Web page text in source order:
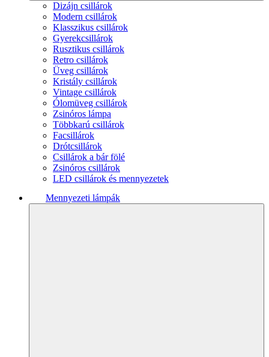
Dizájn csillárok
Modern csillárok
Klasszikus csillárok
Gyerekcsillárok
Rusztikus csillárok
Retro csillárok
Üveg csillárok
Kristály csillárok
Vintage csillárok
Ólomüveg csillárok
Zsinóros lámpa
Többkarú csillárok
Facsillárok
Drótcsillárok
Csillárok a bár fölé
Zsinóros csillárok
LED csillárok és mennyezetek
Mennyezeti lámpák